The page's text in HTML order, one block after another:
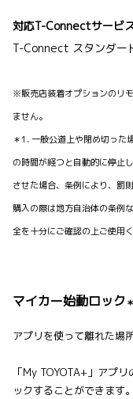
対応T-Connectサービ
T-Connect スタンダー
※販売店装着オプションのリ
ません。
＊1. 一般公道上や閉め切っ
の時間が経つと自動的に停止
させた場合、条例により、罰
購入の際は地方自治体の条例
全を十分にご確認の上ご使用く
マイカー始動ロック
アプリを使って離れた場
「My TOYOTA+」アプ
ックすることができます